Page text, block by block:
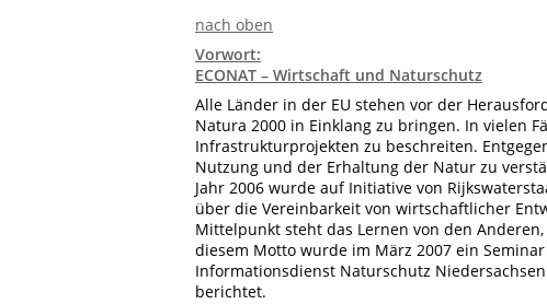
nach oben
Vorwort:
ECONAT – Wirtschaft und Naturschutz
Alle Länder in der EU stehen vor der
Natura 2000 in Einklang zu bringen. In vielen
Infrastrukturprojekten zu beschreiten.
Nutzung und der Erhaltung der Natur zu
Jahr 2006 wurde auf Initiative von
über die Vereinbarkeit von wirtschaftlicher
Mittelpunkt steht das Lernen von den
diesem Motto wurde im März 2007 ein
Informationsdienst Naturschutz
berichtet.